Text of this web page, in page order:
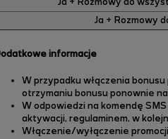
Ja + Rozmowy
informacje
W przypadku włączenia
otrzymaniu bonusu ponownie
W odpowiedzi na komendę
aktywacji, regulaminem, w
Włączenie/wyłączenie